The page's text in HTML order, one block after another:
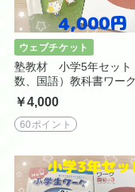
ウェブチケット
塾教材 小学5年セット
数、国語）教科書ワーク
￥4,000
60ポイント